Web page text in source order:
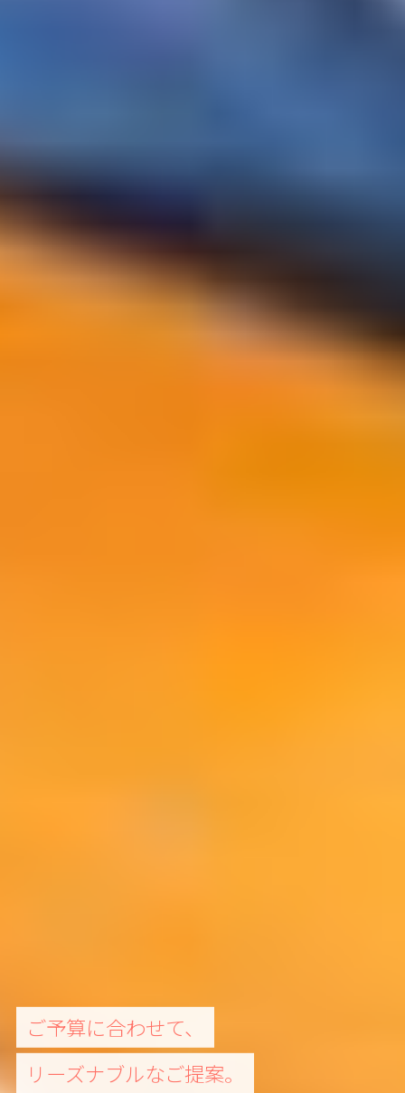
お客さまファーストで、
楽しいコミュニケーション。
ご予算に合わせて、
リーズナブルなご提案。
木の温もりを感じる店内で、
ホッと一息。